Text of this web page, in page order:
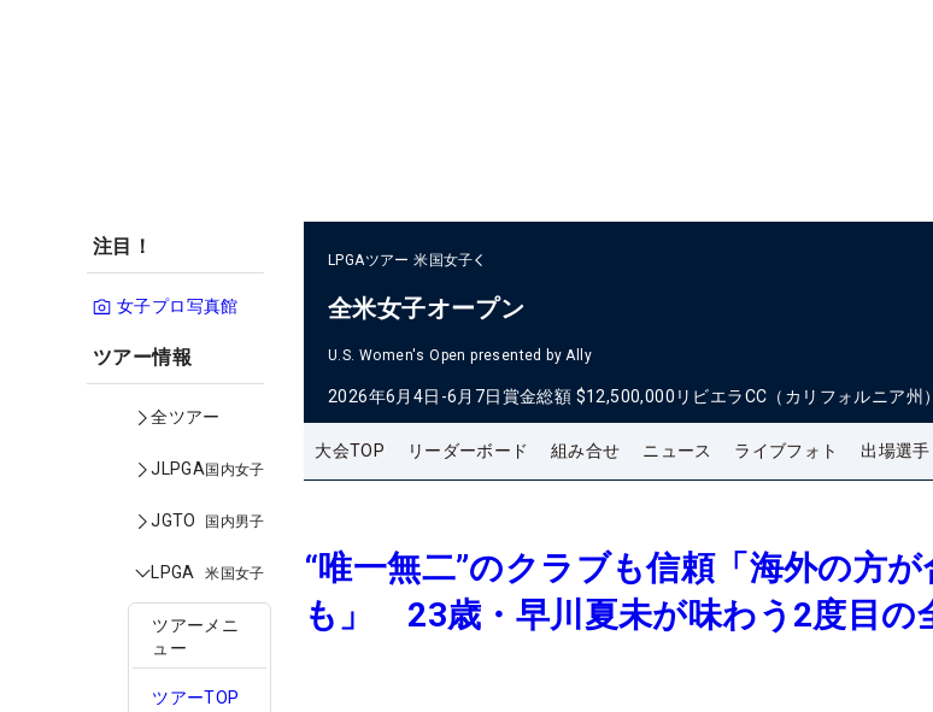
注目！
女子プロ写真館
ツアー情報
全ツアー
JLPGA国内女子
JGTO 国内男子
LPGA 米国女子
ツアーメニ
ュー
ツアーTOP
LPGAツアー 米国女子
全米女子オープン
U.S. Women's Open presented by Ally
2026年6月4日-6月7日賞金総額 $12,500,000 リビエラCC（カリフォルニア州）
大会TOP リーダーボード 組み合せ ニュース ライブフォト 出場選手
“唯一無二”のクラブも信頼「海外の方
も」 23歳・早川夏未が味わう2度目の